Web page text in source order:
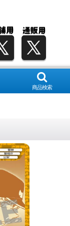
商品検索